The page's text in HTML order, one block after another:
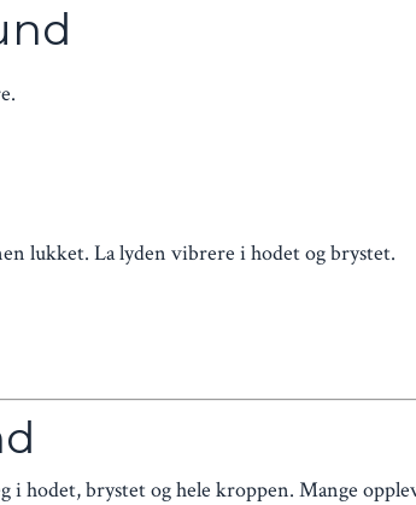
lukket. La lyden vibrere i hodet og brystet.
i hodet, brystet og hele kroppen. Mange